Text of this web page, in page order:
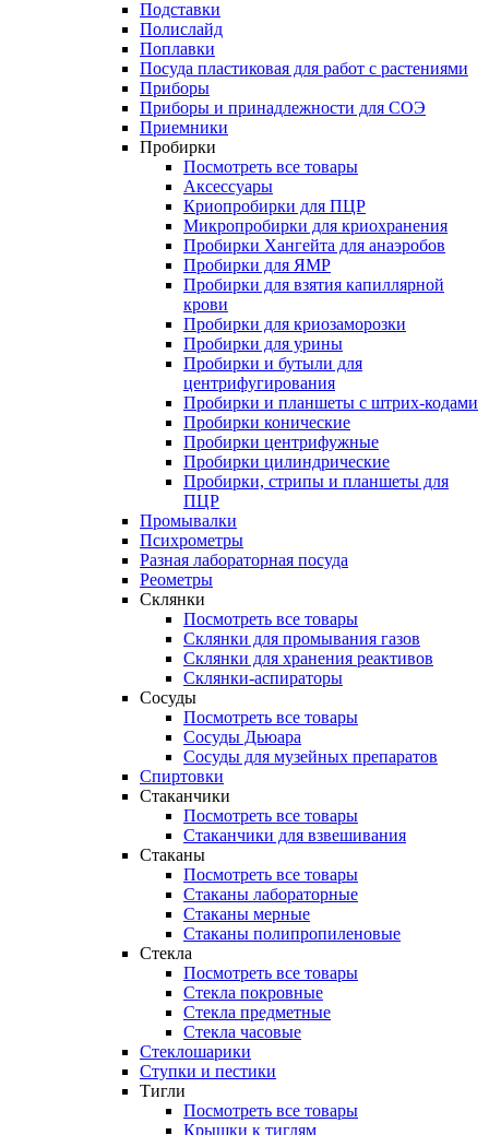
Подставки
Полислайд
Поплавки
Посуда пластиковая для работ с растениями
Приборы
Приборы и принадлежности для СОЭ
Приемники
Пробирки
Посмотреть все товары
Аксессуары
Криопробирки для ПЦР
Микропробирки для криохранения
Пробирки Хангейта для анаэробов
Пробирки для ЯМР
Пробирки для взятия капиллярной
крови
Пробирки для криозаморозки
Пробирки для урины
Пробирки и бутыли для
центрифугирования
Пробирки и планшеты с штрих-кодами
Пробирки конические
Пробирки центрифужные
Пробирки цилиндрические
Пробирки, стрипы и планшеты для
ПЦР
Промывалки
Психрометры
Разная лабораторная посуда
Реометры
Склянки
Посмотреть все товары
Склянки для промывания газов
Склянки для хранения реактивов
Склянки-аспираторы
Сосуды
Посмотреть все товары
Сосуды Дьюара
Сосуды для музейных препаратов
Спиртовки
Стаканчики
Посмотреть все товары
Стаканчики для взвешивания
Стаканы
Посмотреть все товары
Стаканы лабораторные
Стаканы мерные
Стаканы полипропиленовые
Стекла
Посмотреть все товары
Стекла покровные
Стекла предметные
Стекла часовые
Стеклошарики
Ступки и пестики
Тигли
Посмотреть все товары
Крышки к тиглям